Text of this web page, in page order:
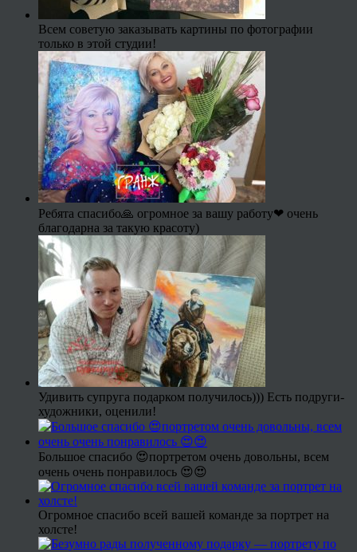
Всем советую заказывать картины по фотографии
только в этой студии!
Ребята спасибо🙏 огромное за вашу работу❤ очень
благодарна за такую красоту)
Удивить супруга подарком получилось))) Есть подруги-
художники, оценили!
Большое спасибо 😍портретом очень довольны, всем
очень очень понравилось 😍😍
Огромное спасибо всей вашей команде за портрет на
холсте!